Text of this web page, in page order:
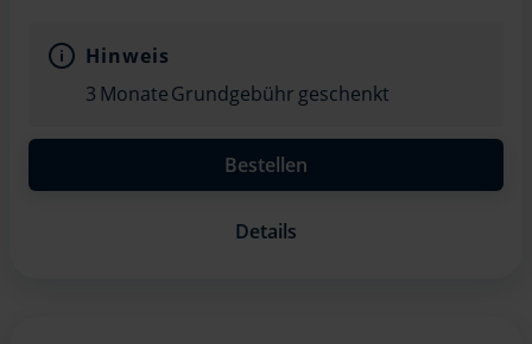
Hinweis
3 Monate Grundgebühr geschenkt
Bestellen
Details